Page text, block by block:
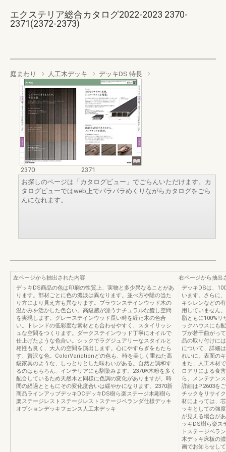
エクステリア総合カタログ2022-2023 2370-
2371(2372-2373)
庭まわり 人工木デッキ デッキDS 特長
2370
2371
お探しのページは「カタログビュー」でごらんいただけます。カ
タログビューではweb上でパラパラめくりながらカタログをごら
んになれます。
左ページから抽出された内容
デッキDS商品の色は印刷の性質上、実物と多少異なることがあ
ります。部材ごとに色の濃淡は異なります。並べ方や陽の当た
り方により見え方も異なります。ブラウンステインウッド木の
温かみを活かした色合い。高級感が漂うナチュラルな癒し空間
を実現します。グレーステインウッド長い時を経た木の色合
い。トレンドの低彩度な素材とも合わせやすく、スタイリッシ
ュな空間をつくります。ダークステインウッド丁寧にオイルで
仕上げたような色合い。シックでラグジュアリーなスタイルと
相性も良く、大人の空間を演出します。心にやすらぎをもたら
す、贅沢な色。ColorVariationどの色も、時を美しく重ねた高
級家具のような、しっとりとした味わいがある。自然と調和す
るのはもちろん、インテリアにも馴染みます。2370※木粉を多く
配合しているため天然木と同様に色調の変化がありますが、時
間の経過とともにその変化度合いは緩やかになります。2370新
商品ラインアップデッキDCデッキDS樹ら楽ステージ木彫樹ら
楽ステージレストステージレストステージベランダ仕様デッキ
オプションデッキフェンス人工木デッキ
右ページから抽出
デッキDSは、
います。さらに
キシレンなどの
用していません
脂ともに100%リ
ックハウスにも
ブが若干曲がっ
品の取り付けに
について、詳細
れいに。表面の
また、人工木材
ロアリによる食
ら、メンテナン
詳細はP.2603を
チックをリサイ
材によっては、
ッキとしての強
が見える場合が
ッキDS樹ら楽ス
トステージベラ
木デッキ床板の
画でお知らせし